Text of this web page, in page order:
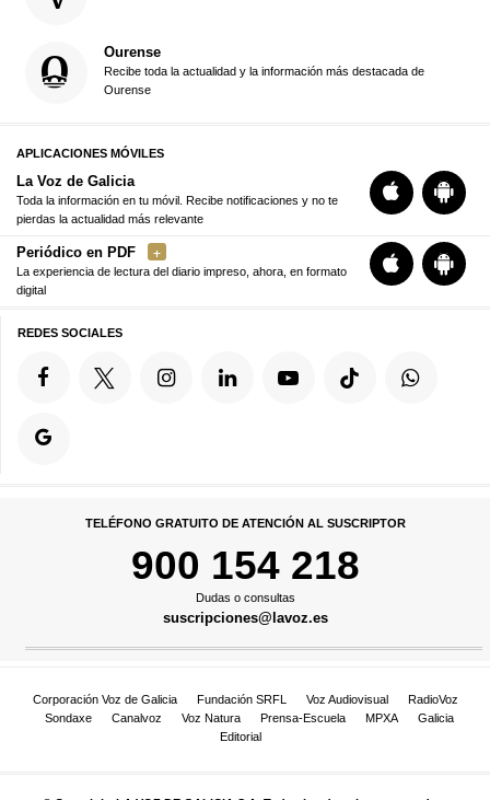
Ourense
Recibe toda la actualidad y la información más destacada de
Ourense
APLICACIONES MÓVILES
La Voz de Galicia
Toda la información en tu móvil. Recibe notificaciones y no te
pierdas la actualidad más relevante
Periódico en PDF
La experiencia de lectura del diario impreso, ahora, en formato
digital
REDES SOCIALES
TELÉFONO GRATUITO DE ATENCIÓN AL SUSCRIPTOR
900 154 218
Dudas o consultas
suscripciones@lavoz.es
Corporación Voz de Galicia Fundación SRFL Voz Audiovisual
RadioVoz
Sondaxe
Canalvoz Voz Natura Prensa-Escuela MPXA
Galicia
Editorial